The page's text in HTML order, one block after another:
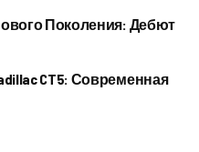
Поколения: Дебют
CT5: Современная